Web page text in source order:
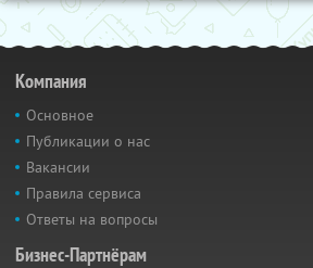
Компания
Основное
Публикации о нас
Вакансии
Правила сервиса
Ответы на вопросы
Бизнес-Партнёрам